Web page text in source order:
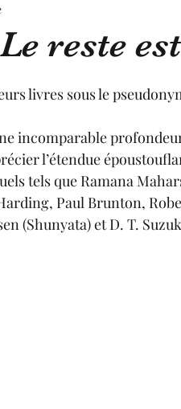
reste
livres sous le
incomparable
l’étendue
tels que Ramana
Paul Brunton,
(Shunyata) et D. T.